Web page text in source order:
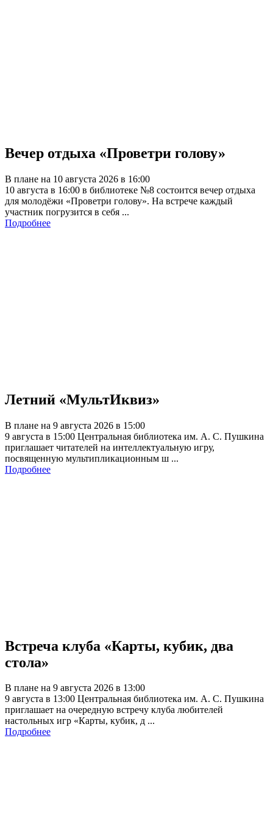
Вечер отдыха «Проветри голову»
В плане на 10 августа 2026 в 16:00
10 августа в 16:00 в библиотеке №8 состоится вечер отдыха
для молодёжи «Проветри голову». На встрече каждый
участник погрузится в себя ...
Подробнее
Летний «МультИквиз»
В плане на 9 августа 2026 в 15:00
9 августа в 15:00 Центральная библиотека им. А. С. Пушкина
приглашает читателей на интеллектуальную игру,
посвященную мультипликационным ш ...
Подробнее
Встреча клуба «Карты, кубик, два
стола»
В плане на 9 августа 2026 в 13:00
9 августа в 13:00 Центральная библиотека им. А. С. Пушкина
приглашает на очередную встречу клуба любителей
настольных игр «Карты, кубик, д ...
Подробнее